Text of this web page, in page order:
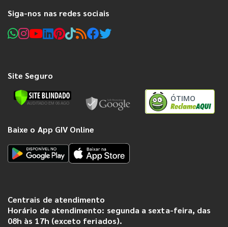
Siga-nos nas redes sociais
Site Seguro
ÓTIMO
Baixe o App GIV Online
Centrais de atendimento
Horário de atendimento: segunda a sexta-feira, das
08h às 17h (exceto feriados).